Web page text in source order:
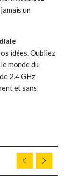
un
idées. Oubliez
monde du
2,4 GHz,
et sans